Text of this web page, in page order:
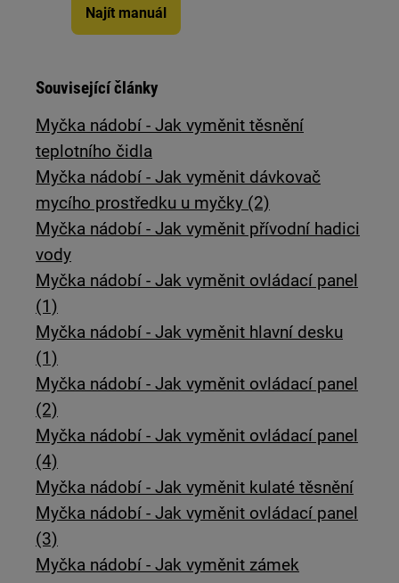
Najít manuál
Související články
Myčka nádobí - Jak vyměnit těsnění
teplotního čidla
Myčka nádobí - Jak vyměnit dávkovač
mycího prostředku u myčky (2)
Myčka nádobí - Jak vyměnit přívodní hadici
vody
Myčka nádobí - Jak vyměnit ovládací panel
(1)
Myčka nádobí - Jak vyměnit hlavní desku
(1)
Myčka nádobí - Jak vyměnit ovládací panel
(2)
Myčka nádobí - Jak vyměnit ovládací panel
(4)
Myčka nádobí - Jak vyměnit kulaté těsnění
Myčka nádobí - Jak vyměnit ovládací panel
(3)
Myčka nádobí - Jak vyměnit zámek